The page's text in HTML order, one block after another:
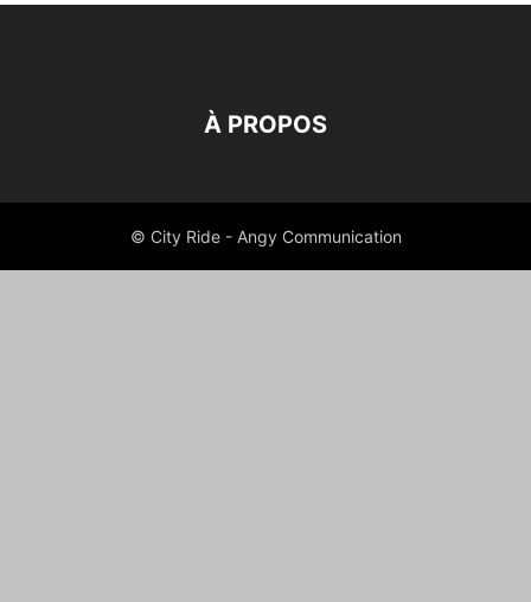
À PROPOS
© City Ride - Angy Communication